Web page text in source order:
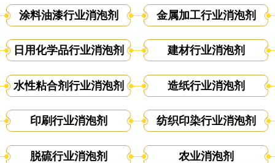
涂料油漆行业消泡剂 金属加工行业消泡剂
日用化学品行业消泡剂 建材行业消泡剂
水性粘合剂行业消泡剂 造纸行业消泡剂
印刷行业消泡剂 纺织印染行业消泡剂
脱硫行业消泡剂 农业消泡剂